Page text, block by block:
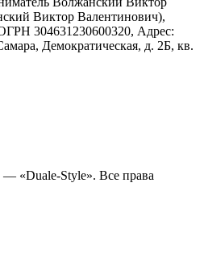
Виктор Валентинович),
304631230600320, Адрес:
Демократическая, д. 2Б, кв.
«Duale-Style». Все права